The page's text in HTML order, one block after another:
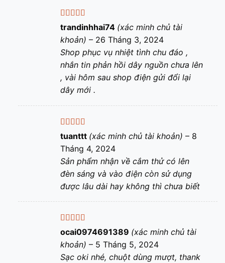
Được xếp
hạng55 sao
trandinhhai74 (xác minh chủ tài
khoản) – 26 Tháng 3, 2024
Shop phục vụ nhiệt tình chu đáo ,
nhắn tin phản hồi dây nguồn chưa lên
, vài hôm sau shop điện gửi đổi lại
dây mới .
Được xếp
hạng55 sao
tuanttt (xác minh chủ tài khoản) – 8
Tháng 4, 2024
Sản phẩm nhận về cắm thử có lên
đèn sáng và vào điện còn sử dụng
được lâu dài hay không thì chưa biết
Được xếp
hạng5 5 sao
ocai0974691389 (xác minh chủ tài
khoản) – 5 Tháng 5, 2024
Sạc oki nhé, chuột dùng mượt, thank